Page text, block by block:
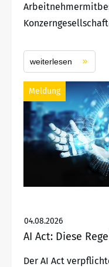
weiterlesen
Meldung
04.08.2026
AI Act: Diese
Der AI Act